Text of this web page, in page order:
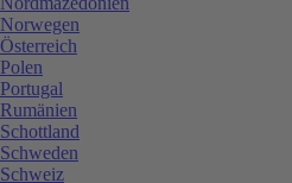
Norwegen
Österreich
Polen
Portugal
Rumänien
Schottland
Schweden
Schweiz